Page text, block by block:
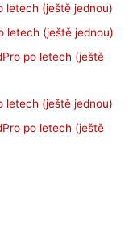
letech (ještě jednou)
letech (ještě jednou)
po letech (ještě
letech (ještě jednou)
po letech (ještě